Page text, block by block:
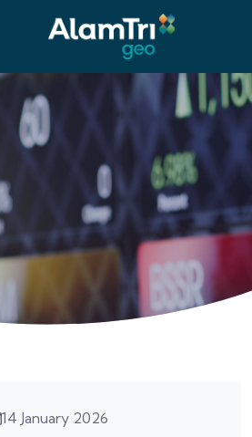
14 January 2026